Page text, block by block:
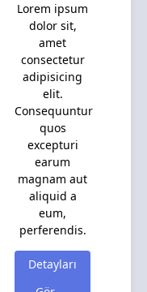
Lorem ipsum
dolor sit,
amet
consectetur
adipisicing
elit.
Consequuntur
quos
excepturi
earum
magnam aut
aliquid a
eum,
perferendis.
Detayları